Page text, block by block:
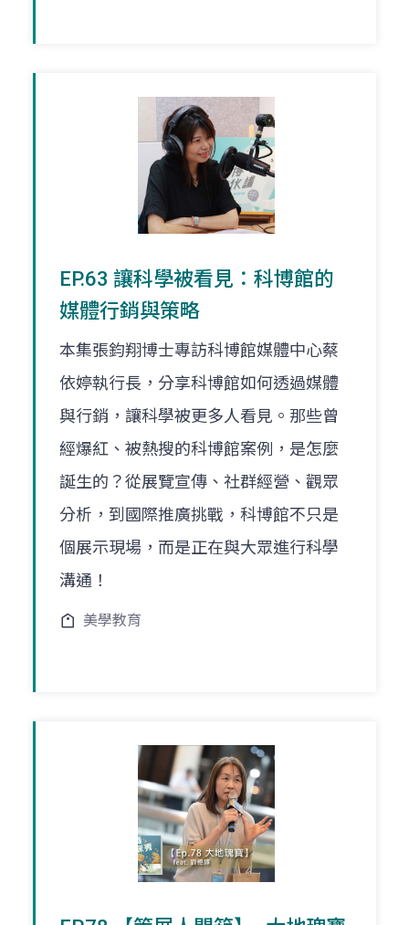
EP.63 讓科學被看見：科博館的
媒體行銷與策略
本集張鈞翔博士專訪科博館媒體中心蔡
依婷執行長，分享科博館如何透過媒體
與行銷，讓科學被更多人看見。那些曾
經爆紅、被熱搜的科博館案例，是怎麼
誕生的？從展覽宣傳、社群經營、觀眾
分析，到國際推廣挑戰，科博館不只是
個展示現場，而是正在與大眾進行科學
溝通！
美學教育